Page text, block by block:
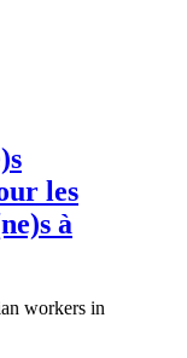
les
à